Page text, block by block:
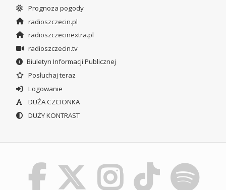
Prognoza pogody
radioszczecin.pl
radioszczecinextra.pl
radioszczecin.tv
Biuletyn Informacji Publicznej
Posłuchaj teraz
Logowanie
DUŻA CZCIONKA
DUŻY KONTRAST